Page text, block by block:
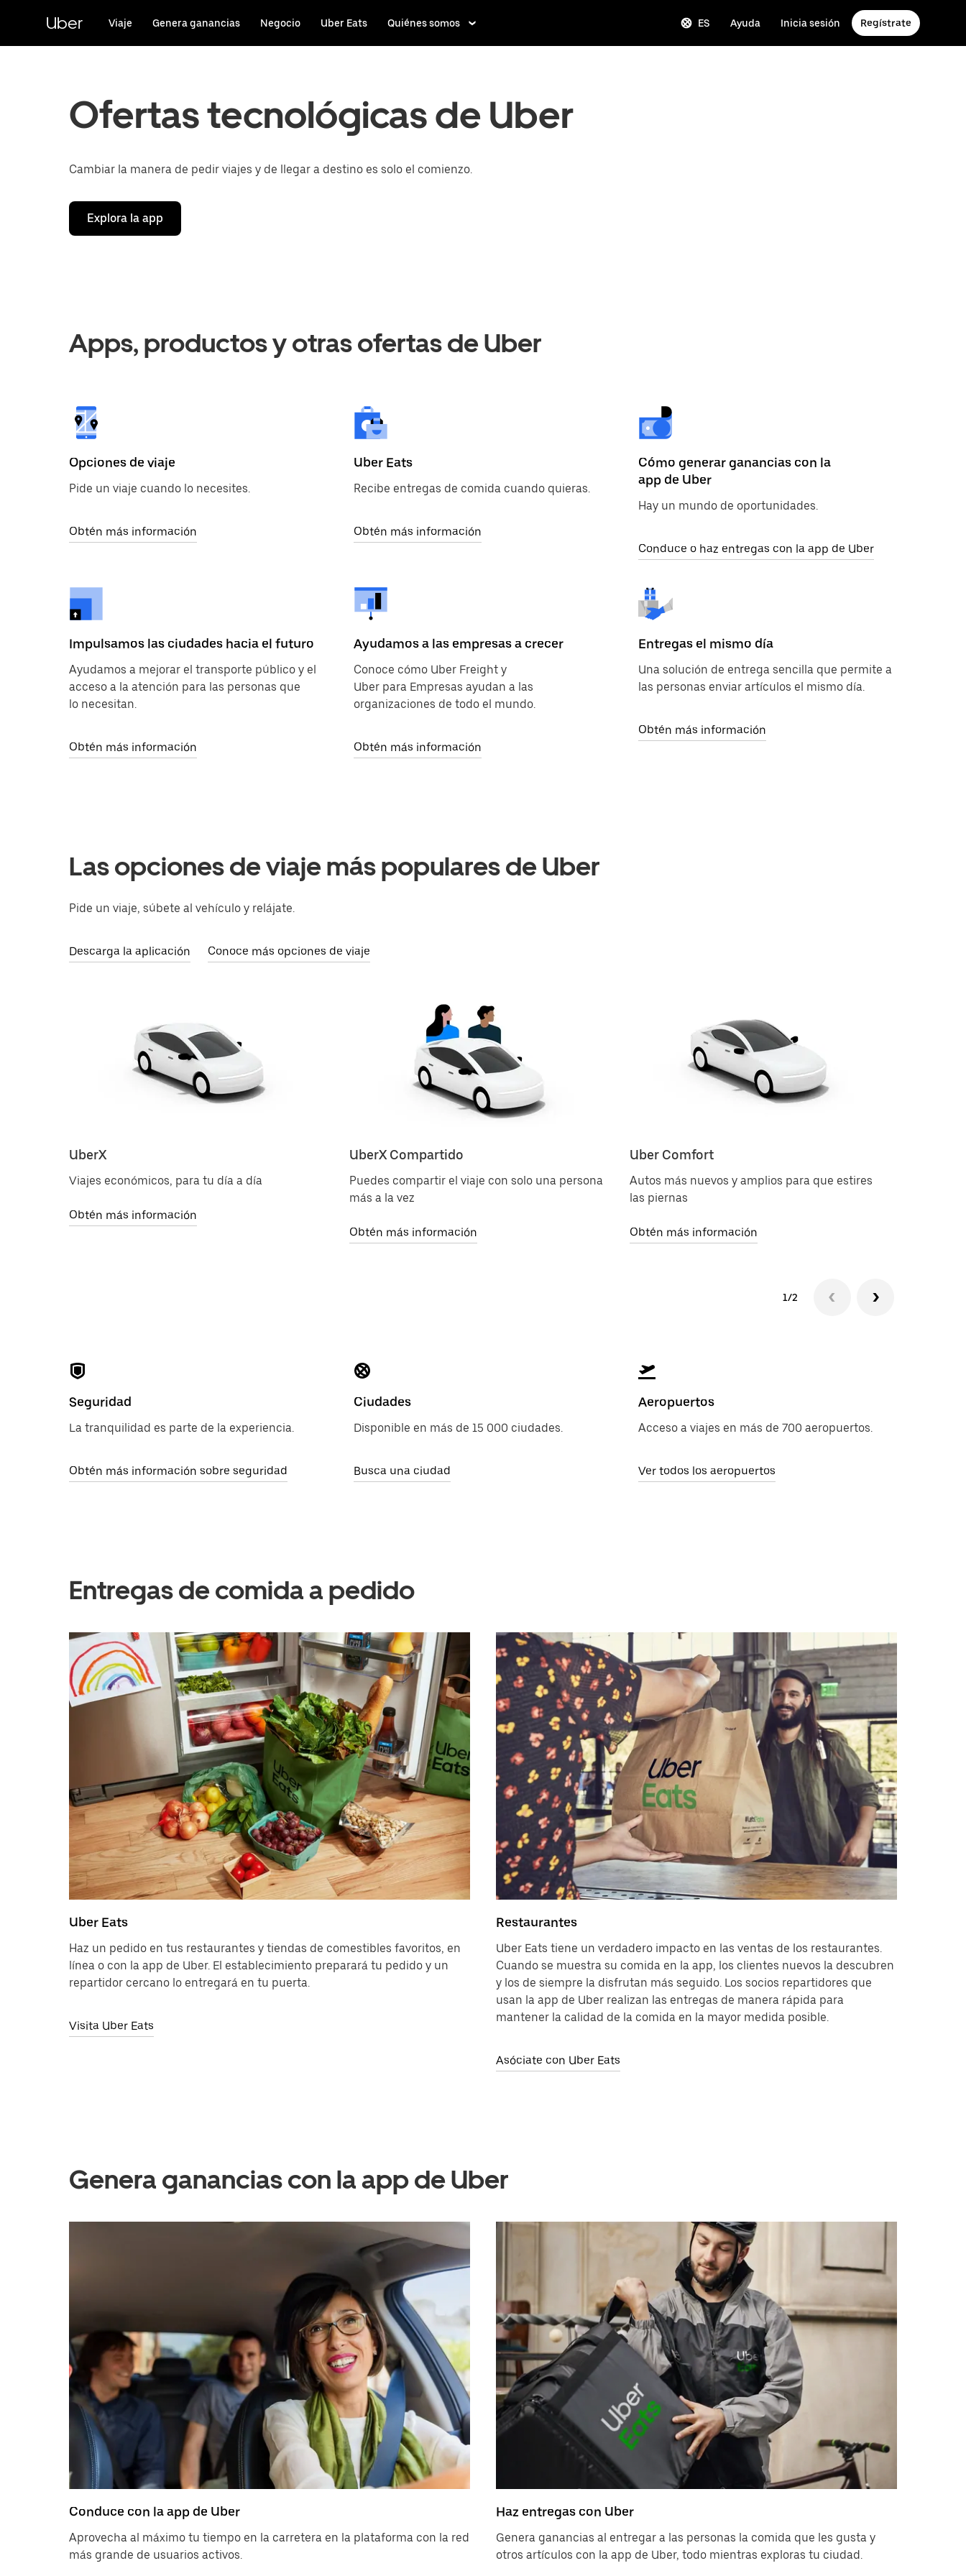
contenido
principal
Uber Viaje Genera ganancias Negocio Uber Eats Quiénes somos ES Ayuda Inicia sesión Regístrate
Ofertas tecnológicas de Uber
Cambiar la manera de pedir viajes y de llegar a destino es solo el comienzo.
Explora la app
Apps, productos y otras ofertas de Uber
Opciones de viaje
Pide un viaje cuando lo necesites.
Obtén más información
Uber Eats
Recibe entregas de comida cuando quieras.
Obtén más información
Cómo generar ganancias con la
app de Uber
Hay un mundo de oportunidades.
Conduce o haz entregas con la app de Uber
Impulsamos las ciudades hacia el futuro
Ayudamos a mejorar el transporte público y el
acceso a la atención para las personas que
lo necesitan.
Obtén más información
Ayudamos a las empresas a crecer
Conoce cómo Uber Freight y
Uber para Empresas ayudan a las
organizaciones de todo el mundo.
Obtén más información
Entregas el mismo día
Una solución de entrega sencilla que permite a
las personas enviar artículos el mismo día.
Obtén más información
Las opciones de viaje más populares de Uber
Pide un viaje, súbete al vehículo y relájate.
Descarga la aplicación Conoce más opciones de viaje
UberX
Viajes económicos, para tu día a día
Obtén más información
UberX Compartido
Puedes compartir el viaje con solo una persona
más a la vez
Obtén más información
Uber Comfort
Autos más nuevos y amplios para que estires
las piernas
Obtén más información
1/2
Seguridad
La tranquilidad es parte de la experiencia.
Obtén más información sobre seguridad
Ciudades
Disponible en más de 15 000 ciudades.
Busca una ciudad
Aeropuertos
Acceso a viajes en más de 700 aeropuertos.
Ver todos los aeropuertos
Entregas de comida a pedido
Uber Eats
Haz un pedido en tus restaurantes y tiendas de comestibles favoritos, en
línea o con la app de Uber. El establecimiento preparará tu pedido y un
repartidor cercano lo entregará en tu puerta.
Visita Uber Eats
Restaurantes
Uber Eats tiene un verdadero impacto en las ventas de los restaurantes.
Cuando se muestra su comida en la app, los clientes nuevos la descubren
y los de siempre la disfrutan más seguido. Los socios repartidores que
usan la app de Uber realizan las entregas de manera rápida para
mantener la calidad de la comida en la mayor medida posible.
Asóciate con Uber Eats
Genera ganancias con la app de Uber
Conduce con la app de Uber
Aprovecha al máximo tu tiempo en la carretera en la plataforma con la red
más grande de usuarios activos.
Haz entregas con Uber
Genera ganancias al entregar a las personas la comida que les gusta y
otros artículos con la app de Uber, todo mientras exploras tu ciudad.